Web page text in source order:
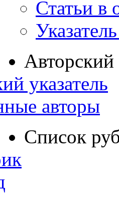
Статьи в
Авторский
указатель
авторы
Список